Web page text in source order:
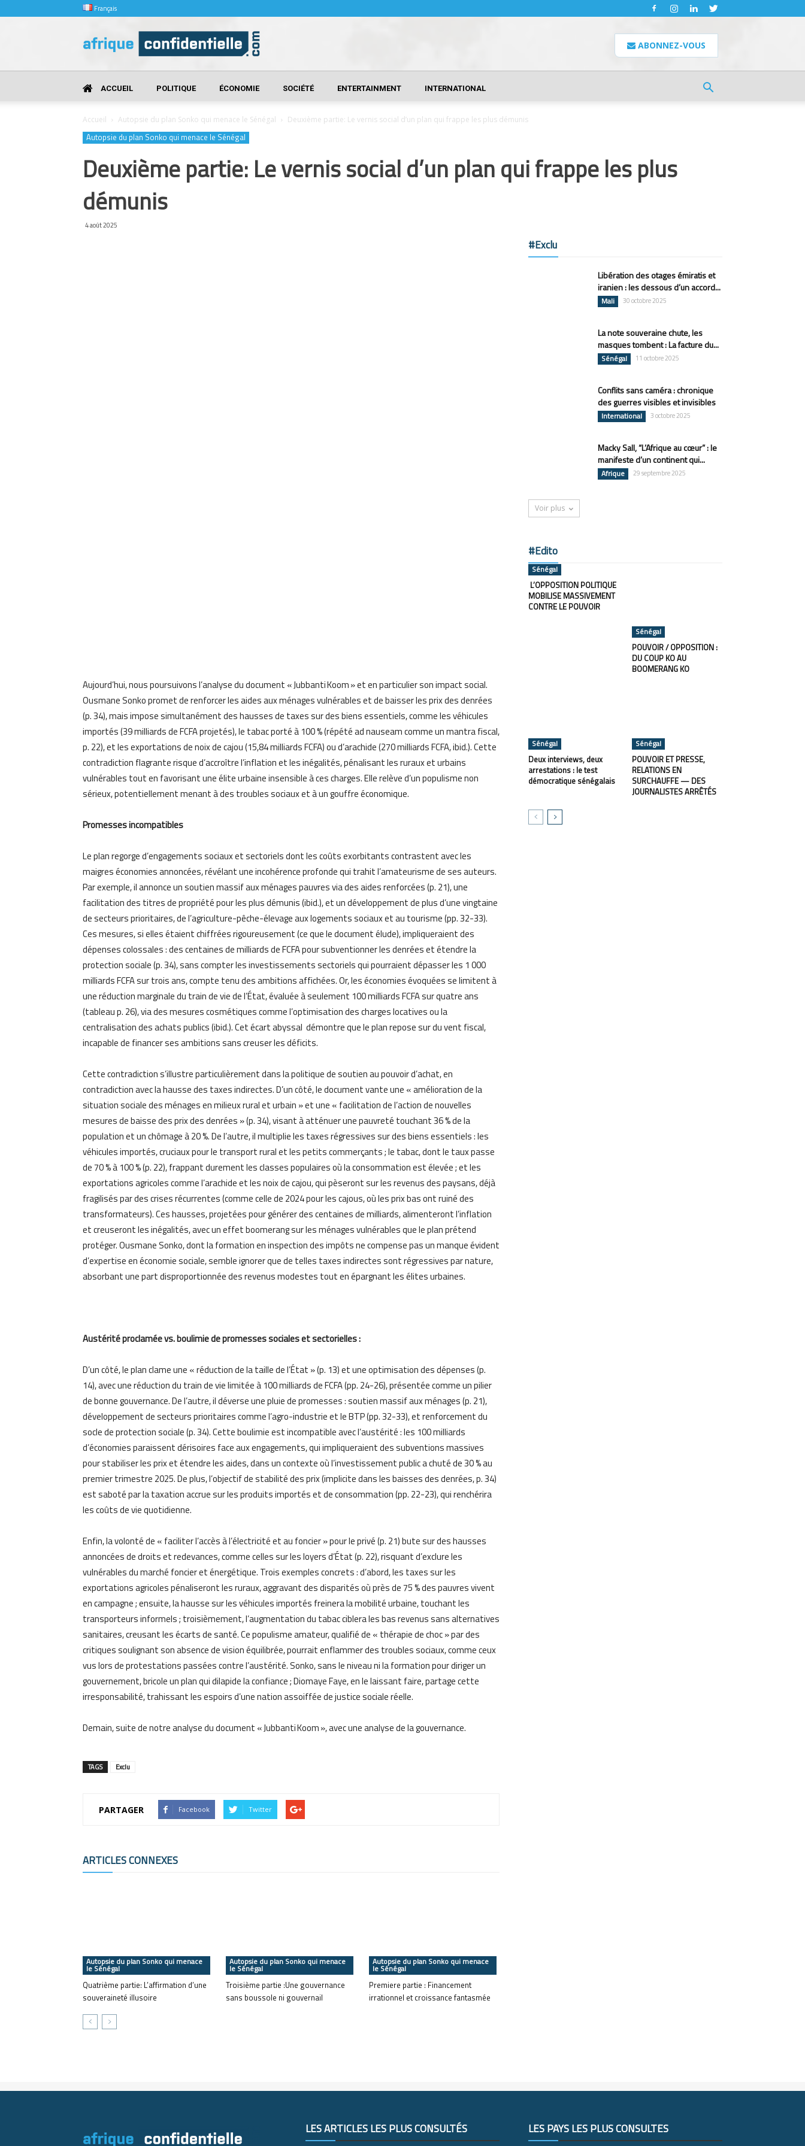
Français
Confidentielle
ABONNEZ-VOUS
ACCUEIL POLITIQUE ÉCONOMIE SOCIÉTÉ ENTERTAINMENT INTERNATIONAL
Accueil Autopsie du plan Sonko qui menace le Sénégal Deuxième partie: Le vernis social d’un plan qui frappe les plus démunis
Autopsie du plan Sonko qui menace le Sénégal
Deuxième partie: Le vernis social d’un plan qui frappe les plus
démunis
4 août 2025
Aujourd’hui, nous poursuivons l’analyse du document « Jubbanti Koom » et en particulier son impact social.
Ousmane Sonko promet de renforcer les aides aux ménages vulnérables et de baisser les prix des denrées
(p. 34), mais impose simultanément des hausses de taxes sur des biens essentiels, comme les véhicules
importés (39 milliards de FCFA projetés), le tabac porté à 100 % (répété ad nauseam comme un mantra fiscal,
p. 22), et les exportations de noix de cajou (15,84 milliards FCFA) ou d’arachide (270 milliards FCFA, ibid.). Cette
contradiction flagrante risque d’accroître l’inflation et les inégalités, pénalisant les ruraux et urbains
vulnérables tout en favorisant une élite urbaine insensible à ces charges. Elle relève d’un populisme non
sérieux, potentiellement menant à des troubles sociaux et à un gouffre économique.
Promesses incompatibles
Le plan regorge d’engagements sociaux et sectoriels dont les coûts exorbitants contrastent avec les
maigres économies annoncées, révélant une incohérence profonde qui trahit l’amateurisme de ses auteurs.
Par exemple, il annonce un soutien massif aux ménages pauvres via des aides renforcées (p. 21), une
facilitation des titres de propriété pour les plus démunis (ibid.), et un développement de plus d’une vingtaine
de secteurs prioritaires, de l’agriculture-pêche-élevage aux logements sociaux et au tourisme (pp. 32-33).
Ces mesures, si elles étaient chiffrées rigoureusement (ce que le document élude), impliqueraient des
dépenses colossales : des centaines de milliards de FCFA pour subventionner les denrées et étendre la
protection sociale (p. 34), sans compter les investissements sectoriels qui pourraient dépasser les 1 000
milliards FCFA sur trois ans, compte tenu des ambitions affichées. Or, les économies évoquées se limitent à
une réduction marginale du train de vie de l’État, évaluée à seulement 100 milliards FCFA sur quatre ans
(tableau p. 26), via des mesures cosmétiques comme l’optimisation des charges locatives ou la
centralisation des achats publics (ibid.). Cet écart abyssal démontre que le plan repose sur du vent fiscal,
incapable de financer ses ambitions sans creuser les déficits.
Cette contradiction s’illustre particulièrement dans la politique de soutien au pouvoir d’achat, en
contradiction avec la hausse des taxes indirectes. D’un côté, le document vante une « amélioration de la
situation sociale des ménages en milieux rural et urbain » et une « facilitation de l’action de nouvelles
mesures de baisse des prix des denrées » (p. 34), visant à atténuer une pauvreté touchant 36 % de la
population et un chômage à 20 %. De l’autre, il multiplie les taxes régressives sur des biens essentiels : les
véhicules importés, cruciaux pour le transport rural et les petits commerçants ; le tabac, dont le taux passe
de 70 % à 100 % (p. 22), frappant durement les classes populaires où la consommation est élevée ; et les
exportations agricoles comme l’arachide et les noix de cajou, qui pèseront sur les revenus des paysans, déjà
fragilisés par des crises récurrentes (comme celle de 2024 pour les cajous, où les prix bas ont ruiné des
transformateurs). Ces hausses, projetées pour générer des centaines de milliards, alimenteront l’inflation
et creuseront les inégalités, avec un effet boomerang sur les ménages vulnérables que le plan prétend
protéger. Ousmane Sonko, dont la formation en inspection des impôts ne compense pas un manque évident
d’expertise en économie sociale, semble ignorer que de telles taxes indirectes sont régressives par nature,
absorbant une part disproportionnée des revenus modestes tout en épargnant les élites urbaines.
Austérité proclamée vs. boulimie de promesses sociales et sectorielles :
D’un côté, le plan clame une « réduction de la taille de l’État » (p. 13) et une optimisation des dépenses (p.
14), avec une réduction du train de vie limitée à 100 milliards de FCFA (pp. 24-26), présentée comme un pilier
de bonne gouvernance. De l’autre, il déverse une pluie de promesses : soutien massif aux ménages (p. 21),
développement de secteurs prioritaires comme l’agro-industrie et le BTP (pp. 32-33), et renforcement du
socle de protection sociale (p. 34). Cette boulimie est incompatible avec l’austérité : les 100 milliards
d’économies paraissent dérisoires face aux engagements, qui impliqueraient des subventions massives
pour stabiliser les prix et étendre les aides, dans un contexte où l’investissement public a chuté de 30 % au
premier trimestre 2025. De plus, l’objectif de stabilité des prix (implicite dans les baisses des denrées, p. 34)
est saboté par la taxation accrue sur les produits importés et de consommation (pp. 22-23), qui renchérira
les coûts de vie quotidienne.
Enfin, la volonté de « faciliter l’accès à l’électricité et au foncier » pour le privé (p. 21) bute sur des hausses
annoncées de droits et redevances, comme celles sur les loyers d’État (p. 22), risquant d’exclure les
vulnérables du marché foncier et énergétique. Trois exemples concrets : d’abord, les taxes sur les
exportations agricoles pénaliseront les ruraux, aggravant des disparités où près de 75 % des pauvres vivent
en campagne ; ensuite, la hausse sur les véhicules importés freinera la mobilité urbaine, touchant les
transporteurs informels ; troisièmement, l’augmentation du tabac ciblera les bas revenus sans alternatives
sanitaires, creusant les écarts de santé. Ce populisme amateur, qualifié de « thérapie de choc » par des
critiques soulignant son absence de vision équilibrée, pourrait enflammer des troubles sociaux, comme ceux
vus lors de protestations passées contre l’austérité. Sonko, sans le niveau ni la formation pour diriger un
gouvernement, bricole un plan qui dilapide la confiance ; Diomaye Faye, en le laissant faire, partage cette
irresponsabilité, trahissant les espoirs d’une nation assoiffée de justice sociale réelle.
Demain, suite de notre analyse du document « Jubbanti Koom », avec une analyse de la gouvernance.
TAGS Exclu
PARTAGER Facebook Twitter
ARTICLES CONNEXES
Autopsie du plan Sonko qui menace
le Sénégal
Quatrième partie: L’affirmation d’une
souveraineté illusoire
Autopsie du plan Sonko qui menace
le Sénégal
Troisième partie :Une gouvernance
sans boussole ni gouvernail
Autopsie du plan Sonko qui menace
le Sénégal
Premiere partie : Financement
irrationnel et croissance fantasmée
#Exclu
Libération des otages émiratis et
iranien : les dessous d’un accord...
Mali 30 octobre 2025
La note souveraine chute, les
masques tombent : La facture du...
Sénégal 11 octobre 2025
Conflits sans caméra : chronique
des guerres visibles et invisibles
International 3 octobre 2025
Macky Sall, “L’Afrique au cœur” : le
manifeste d’un continent qui...
Afrique 29 septembre 2025
Voir plus
#Edito
Sénégal
L’OPPOSITION POLITIQUE
MOBILISE MASSIVEMENT
CONTRE LE POUVOIR
Sénégal
POUVOIR / OPPOSITION :
DU COUP KO AU
BOOMERANG KO
Sénégal
Deux interviews, deux
arrestations : le test
démocratique sénégalais
Sénégal
POUVOIR ET PRESSE,
RELATIONS EN
SURCHAUFFE — DES
JOURNALISTES ARRÊTÉS
LES ARTICLES LES PLUS CONSULTÉS LES PAYS LES PLUS CONSULTÉS